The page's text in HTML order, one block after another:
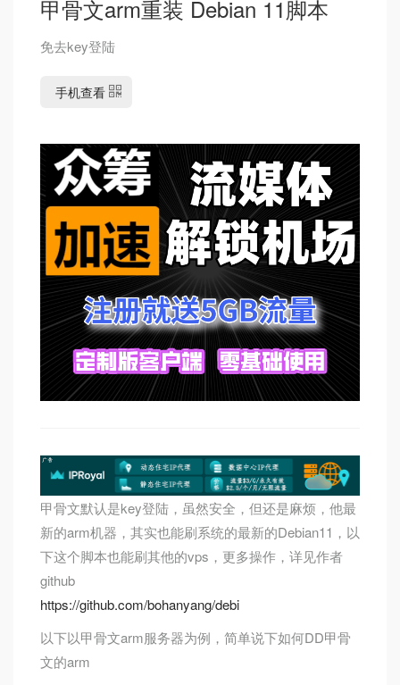
甲骨文arm重装 Debian 11脚本
免去key登陆
手机查看
甲骨文默认是key登陆，虽然安全，但还是麻烦，他最
新的arm机器，其实也能刷系统的最新的Debian11，以
下这个脚本也能刷其他的vps，更多操作，详见作者
github
https://github.com/bohanyang/debi
以下以甲骨文arm服务器为例，简单说下如何DD甲骨
文的arm